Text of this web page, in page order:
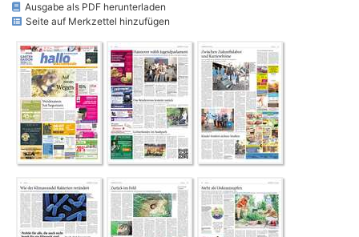
Ausgabe als PDF herunterladen
Seite auf Merkzettel hinzufügen